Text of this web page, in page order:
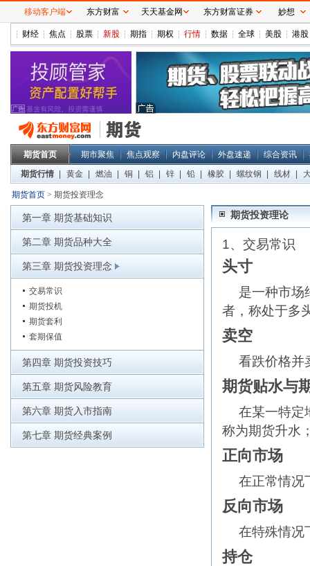
财经 焦点 股票 新股 期指 期权 行情 数据 全球 美股 港股
期货首页 期市聚焦 焦点观察 内盘评论 外盘速递 综合资讯
期货行情
黄金 燃油 铜 铝 锌 铅 橡胶 螺纹钢 线材
期货首页 > 期货投资理念
第一章 期货基础知识
第二章 期货品种大全
第三章 期货投资理念
交易常识
期货投机
期货套利
套期保值
第四章 期货投资技巧
第五章 期货风险教育
第六章 期货入市指南
第七章 期货经典案例
期货投资理论
1、交易常识
头寸
是一种市场
者，称处于多
卖空
看跌价格并
期货贴水与
在某一特定
称为期货升水
正向市场
在正常情况
反向市场
在特殊情况
持仓
移动客户端 东方财富 天天基金网 东方财富证券 妙想